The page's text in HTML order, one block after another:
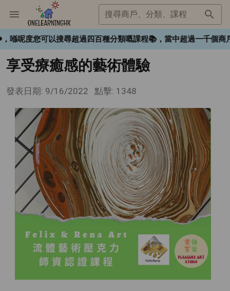
搜尋商戶、分類、課程
度您可以搜尋超過四百種分類嘅課程📚，當中超過一千個商
享受療癒感的藝術體驗
發表日期: 9/16/2022 點擊: 1348